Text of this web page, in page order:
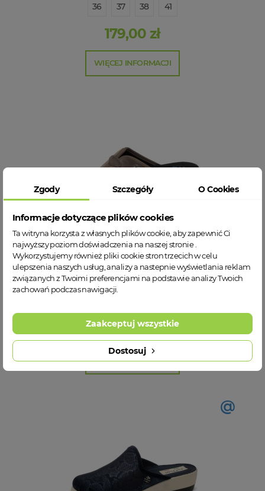
36 37 38 41
179,00 zł
WIĘCEJ INFORMACJI
Fly flot L8 X68 PD TAUPE damskie klapki
129,00 zł
WIĘCEJ INFORMACJI
@
Zgody Szczegóły O Cookies
Informacje dotyczące plików cookies
Ta witryna korzysta z własnych plików cookie, aby zapewnić Ci
najwyższy poziom doświadczenia na naszej stronie .
Wykorzystujemy również pliki cookie stron trzecich w celu
ulepszenia naszych usług, analizy a nastepnie wyświetlania reklam
związanych z Twoimi preferencjami na podstawie analizy Twoich
zachowań podczas nawigacji.
Dostosuj
Zaakceptuj wszystkie